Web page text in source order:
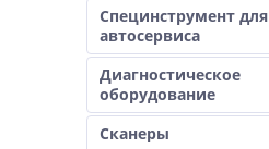
Специнструмент для
автосервиса
Диагностическое
оборудование
Сканеры